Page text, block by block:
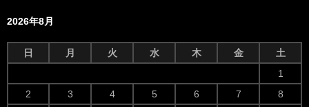
2026年8月
日 月 火 水 木 金
土
1
2
3 4 5 6 7
8